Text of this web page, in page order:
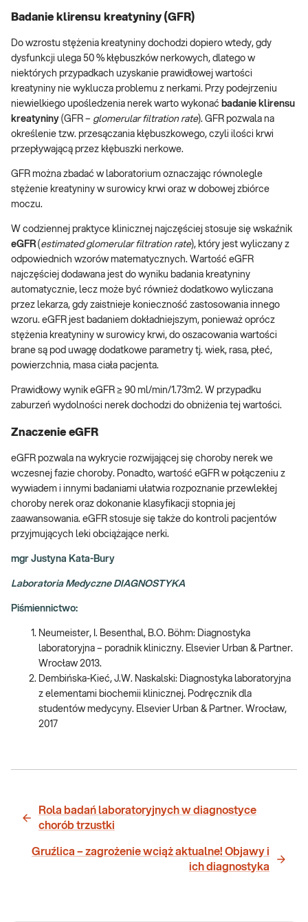
Badanie klirensu kreatyniny (GFR)
Do wzrostu stężenia kreatyniny dochodzi dopiero wtedy, gdy
dysfunkcji ulega 50 % kłębuszków nerkowych, dlatego w
niektórych przypadkach uzyskanie prawidłowej wartości
kreatyniny nie wyklucza problemu z nerkami. Przy podejrzeniu
niewielkiego upośledzenia nerek warto wykonać badanie klirensu
kreatyniny (GFR – glomerular filtration rate). GFR pozwala na
określenie tzw. przesączania kłębuszkowego, czyli ilości krwi
przepływającą przez kłębuszki nerkowe.
GFR można zbadać w laboratorium oznaczając równolegle
stężenie kreatyniny w surowicy krwi oraz w dobowej zbiórce
moczu.
W codziennej praktyce klinicznej najczęściej stosuje się wskaźnik
eGFR ( estimated glomerular filtration rate), który jest wyliczany z
odpowiednich wzorów matematycznych. Wartość eGFR
najczęściej dodawana jest do wyniku badania kreatyniny
automatycznie, lecz może być również dodatkowo wyliczana
przez lekarza, gdy zaistnieje konieczność zastosowania innego
wzoru. eGFR jest badaniem dokładniejszym, ponieważ oprócz
stężenia kreatyniny w surowicy krwi, do oszacowania wartości
brane są pod uwagę dodatkowe parametry tj. wiek, rasa, płeć,
powierzchnia, masa ciała pacjenta.
Prawidłowy wynik eGFR ≥ 90 ml/min/1.73m2. W przypadku
zaburzeń wydolności nerek dochodzi do obniżenia tej wartości.
Znaczenie eGFR
eGFR pozwala na wykrycie rozwijającej się choroby nerek we
wczesnej fazie choroby. Ponadto, wartość eGFR w połączeniu z
wywiadem i innymi badaniami ułatwia rozpoznanie przewlekłej
choroby nerek oraz dokonanie klasyfikacji stopnia jej
zaawansowania. eGFR stosuje się także do kontroli pacjentów
przyjmujących leki obciążające nerki.
mgr Justyna Kata-Bury
Laboratoria Medyczne DIAGNOSTYKA
Piśmiennictwo:
Neumeister, I. Besenthal, B.O. Böhm: Diagnostyka
laboratoryjna – poradnik kliniczny. Elsevier Urban & Partner.
Wrocław 2013.
Dembińska-Kieć, J.W. Naskalski: Diagnostyka laboratoryjna
z elementami biochemii klinicznej. Podręcznik dla
studentów medycyny. Elsevier Urban & Partner. Wrocław,
2017
Rola badań laboratoryjnych w diagnostyce
chorób trzustki
Gruźlica – zagrożenie wciąż aktualne! Objawy i
ich diagnostyka